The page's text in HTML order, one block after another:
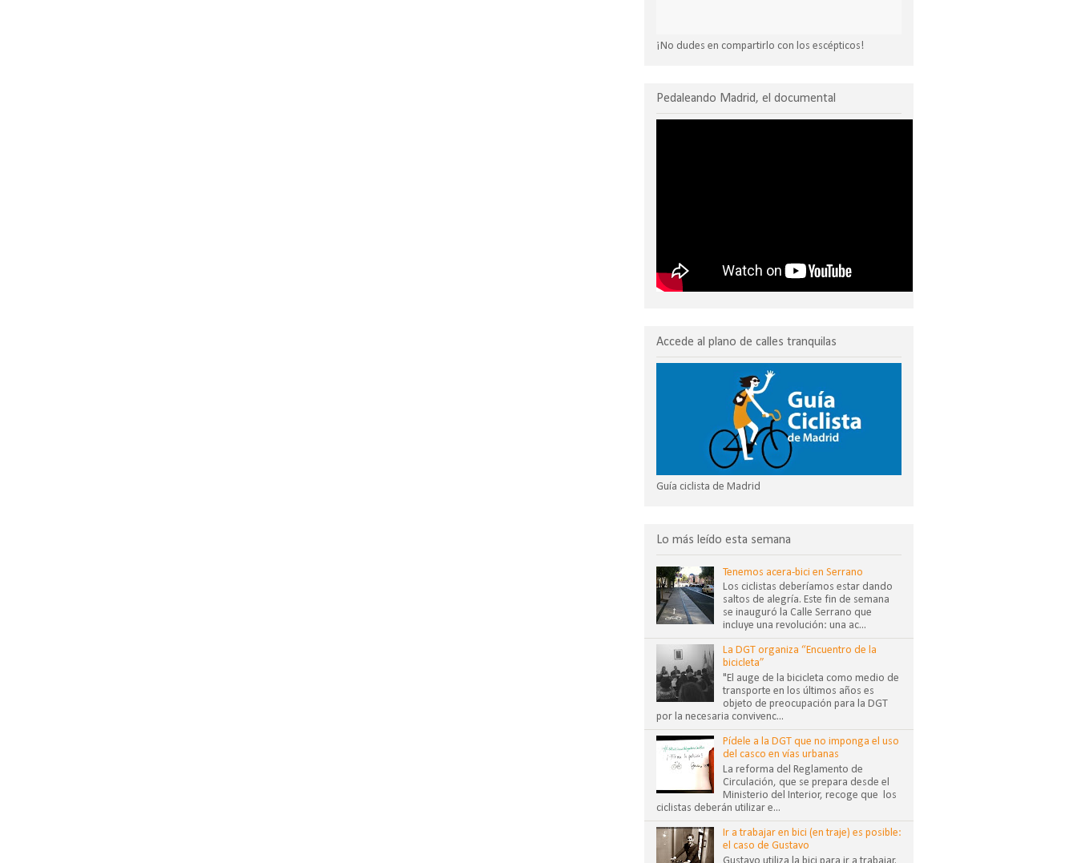
¡No dudes en compartirlo con los escépticos!
Pedaleando Madrid, el documental
Accede al plano de calles tranquilas
Guía ciclista de Madrid
Lo más leído esta semana
Tenemos acera-bici en Serrano
Los ciclistas deberíamos estar dando
saltos de alegría. Este fin de semana
se inauguró la Calle Serrano que
incluye una revolución: una ac...
La DGT organiza “Encuentro de la
bicicleta”
"El auge de la bicicleta como medio de
transporte en los últimos años es
objeto de preocupación para la DGT
por la necesaria convivenc...
Pídele a la DGT que no imponga el uso
del casco en vías urbanas
La reforma del Reglamento de
Circulación, que se prepara desde el
Ministerio del Interior, recoge que los
ciclistas deberán utilizar e...
Ir a trabajar en bici (en traje) es posible:
el caso de Gustavo